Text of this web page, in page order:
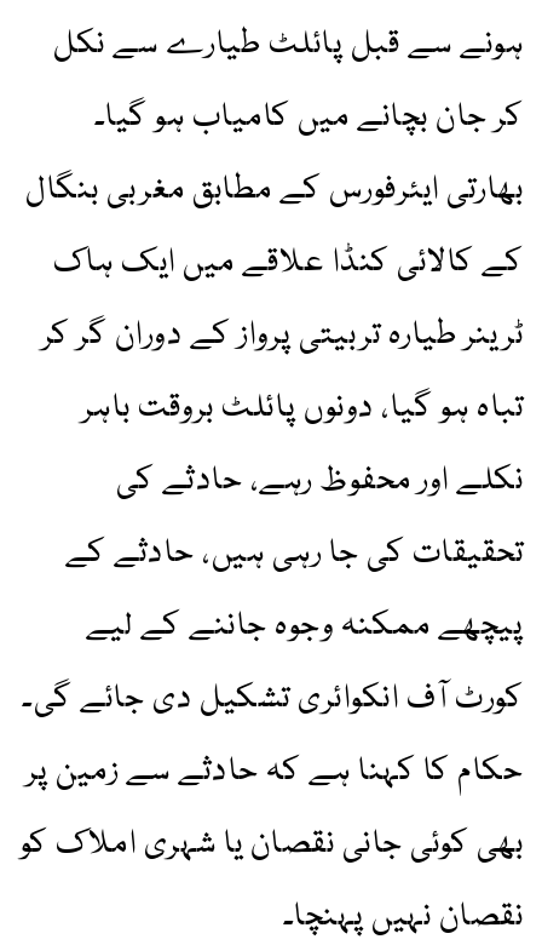
ہونے سے قبل پائلٹ طیارے سے نکل
کر جان بچانے میں کامیاب ہو گیا۔
بھارتی ایئرفورس کے مطابق مغربی بنگال
کے کالائی کنڈا علاقے میں ایک ہاک
ٹرینر طیارہ تربیتی پرواز کے دوران گر کر
تباہ ہو گیا، دونوں پائلٹ بروقت باہر
نکلے اور محفوظ رہے، حادثے کی
تحقیقات کی جا رہی ہیں، حادثے کے
پیچھے ممکنہ وجوہ جاننے کے لیے
کورٹ آف انکوائری تشکیل دی جائے گی۔
حکام کا کہنا ہے کہ حادثے سے زمین پر
بھی کوئی جانی نقصان یا شہری املاک کو
نقصان نہیں پہنچا۔